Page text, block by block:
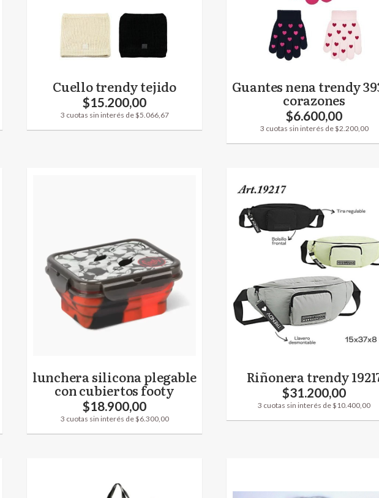
Cuello trendy tejido
$15.200,00
3 cuotas sin interés de $5.066,67
Guantes nena trendy
corazones
$6.600,00
3 cuotas sin interés de $2.200,00
lunchera silicona plegable
con cubiertos footy
$18.900,00
3 cuotas sin interés de $6.300,00
Riñonera trendy
$31.200,00
3 cuotas sin interés de $10.400,00